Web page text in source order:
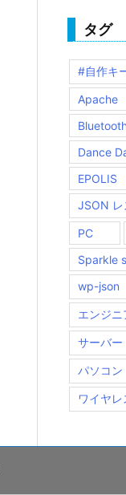
タグ
#自作キ
Apache
Dance
EPOLIS
JSON レ
PC
Sparkle
wp-json
エンジニ
サーバー
パソコン
ワイヤレ